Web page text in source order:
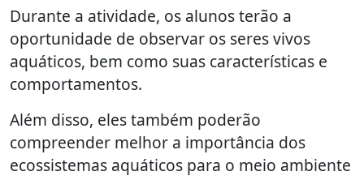
Durante a atividade, os alunos terão a
oportunidade de observar os seres vivos
aquáticos, bem como suas características e
comportamentos.
Além disso, eles também poderão
compreender melhor a importância dos
ecossistemas aquáticos para o meio ambiente